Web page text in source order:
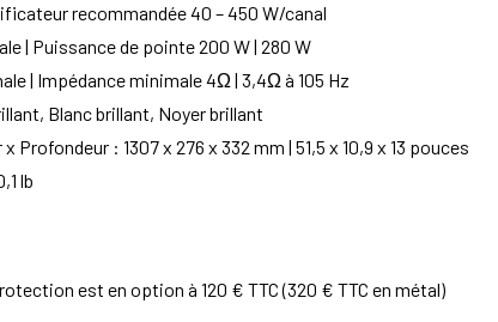
recommandée 40 – 450 W/canal
| Puissance de pointe 200 W | 280 W
| Impédance minimale 4Ω | 3,4Ω à 105 Hz
Blanc brillant, Noyer brillant
Profondeur : 1307 x 276 x 332 mm | 51,5 x 10,9 x 13 pouces
lb
est en option à 120 € TTC (320 € TTC en métal)